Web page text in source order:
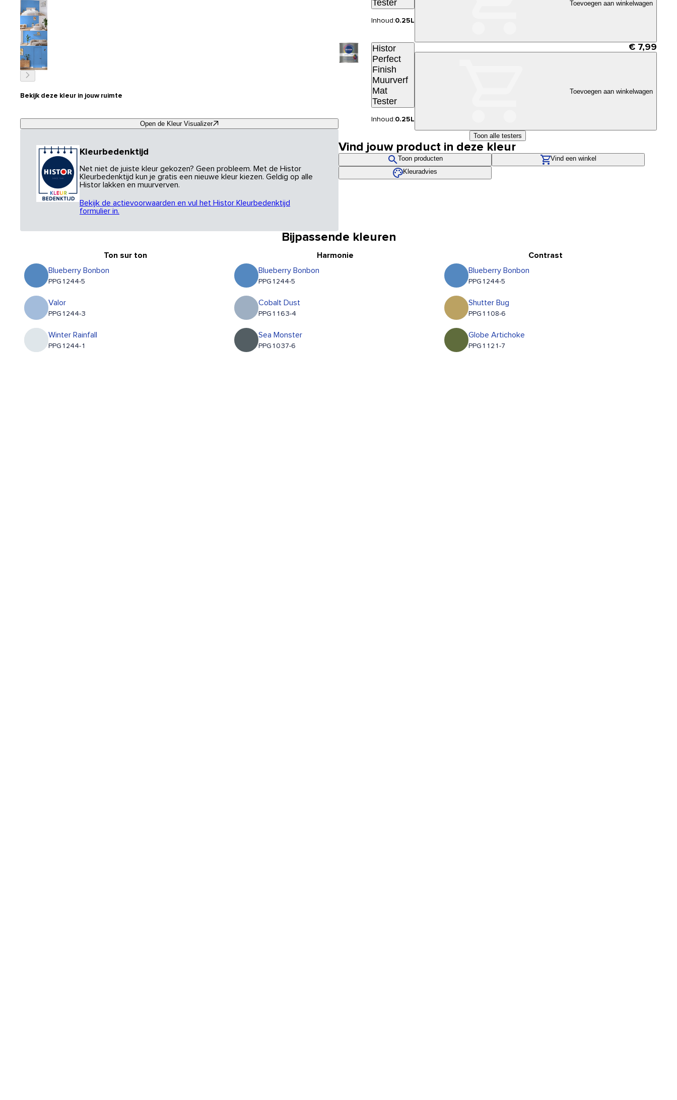
Bekijk deze kleur in jouw ruimte
Open de Kleur Visualizer
Kleurbedenktijd
Net niet de juiste kleur gekozen? Geen probleem. Met de Histor
Kleurbedenktijd kun je gratis een nieuwe kleur kiezen. Geldig op alle
Histor lakken en muurverven.
Bekijk de actievoorwaarden en vul het Histor Kleurbedenktijd
formulier in.
Tester
Inhoud:0.25L
Toevoegen aan winkelwagen
Histor
Perfect
Finish
Muurverf
Mat
Tester
Inhoud:0.25L
€ 7,99
Toevoegen aan winkelwagen
Toon alle testers
Vind jouw product in deze kleur
Toon producten
Vind een winkel
Kleuradvies
Bijpassende kleuren
Ton sur ton
Blueberry Bonbon
PPG1244-5
Valor
PPG1244-3
Winter Rainfall
PPG1244-1
Harmonie
Blueberry Bonbon
PPG1244-5
Cobalt Dust
PPG1163-4
Sea Monster
PPG1037-6
Contrast
Blueberry Bonbon
PPG1244-5
Shutter Bug
PPG1108-6
Globe Artichoke
PPG1121-7